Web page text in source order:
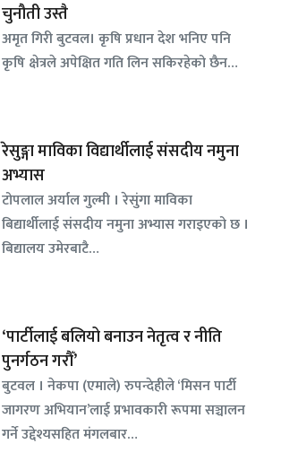
चुनौती उस्तै
अमृत गिरी बुटवल। कृषि प्रधान देश भनिए पनि
कृषि क्षेत्रले अपेक्षित गति लिन सकिरहेको छैन…
रेसुङ्गा माविका विद्यार्थीलाई संसदीय नमुना
अभ्यास
टोपलाल अर्याल गुल्मी । रेसुंगा माविका
बिद्यार्थीलाई संसदीय नमुना अभ्यास गराइएको छ ।
बिद्यालय उमेरबाटै…
‘पार्टीलाई बलियो बनाउन नेतृत्व र नीति
पुनर्गठन गरौँ’
बुटवल । नेकपा (एमाले) रुपन्देहीले ‘मिसन पार्टी
जागरण अभियान’लाई प्रभावकारी रूपमा सञ्चालन
गर्ने उद्देश्यसहित मंगलबार…